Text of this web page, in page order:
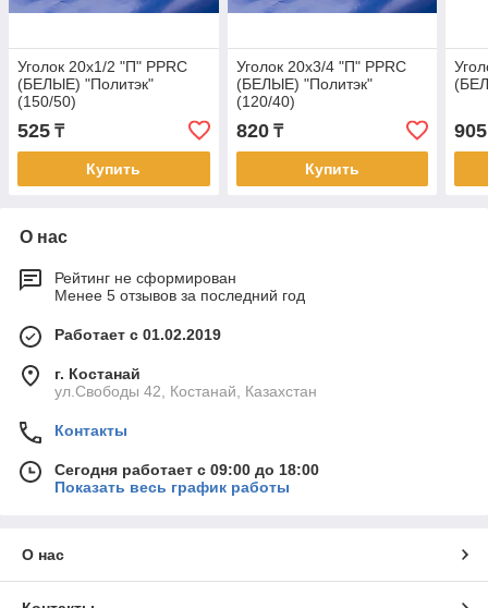
Уголок 20х1/2 "П" PPRC
(БЕЛЫЕ) "Политэк"
(150/50)
525 ₸
Купить
Уголок 20х3/4 "П" PPRC
(БЕЛЫЕ) "Политэк"
(120/40)
820₸
Купить
905
О нас
Рейтинг не сформирован
Менее 5 отзывов за последний год
Работает с 01.02.2019
г. Костанай
ул.Свободы 42, Костанай, Казахстан
Контакты
Сегодня работает с 09:00 до 18:00
Показать весь график работы
О нас